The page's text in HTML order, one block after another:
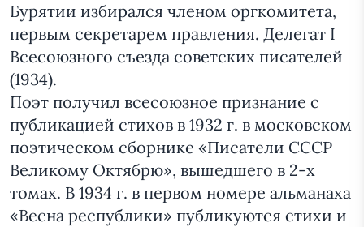
Бурятии избирался членом оргкомитета,
первым секретарем правления. Делегат I
Всесоюзного съезда советских писателей
(1934).
Поэт получил всесоюзное признание с
публикацией стихов в 1932 г. в московском
поэтическом сборнике «Писатели СССР
Великому Октябрю», вышедшего в 2-х
томах. В 1934 г. в первом номере альманаха
«Весна республики» публикуются стихи и